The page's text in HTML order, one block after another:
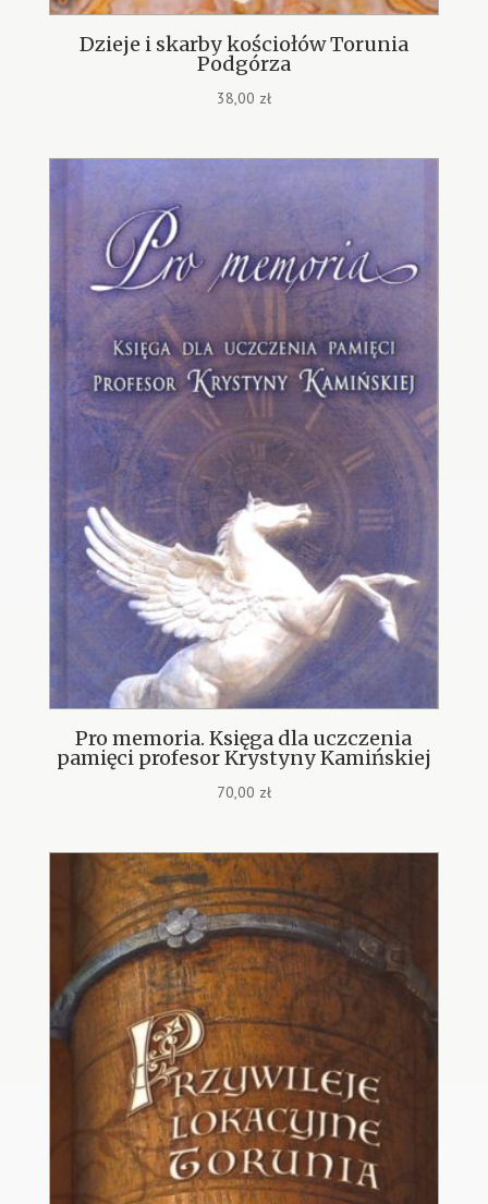
Dzieje i skarby kościołów Torunia
Podgórza
38,00 zł
Pro memoria. Księga dla uczczenia
pamięci profesor Krystyny Kamińskiej
70,00 zł